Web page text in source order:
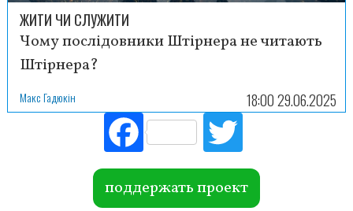
ЖИТИ ЧИ СЛУЖИТИ
Чому послідовники Штірнера не читають
Штірнера?
Макс Гадюкін 18:00 29.06.2025
Fac
ebo
ok r
поддержать проект